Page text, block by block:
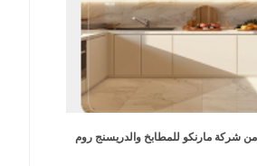
مارنكو للمطابخ والدريسنج روم